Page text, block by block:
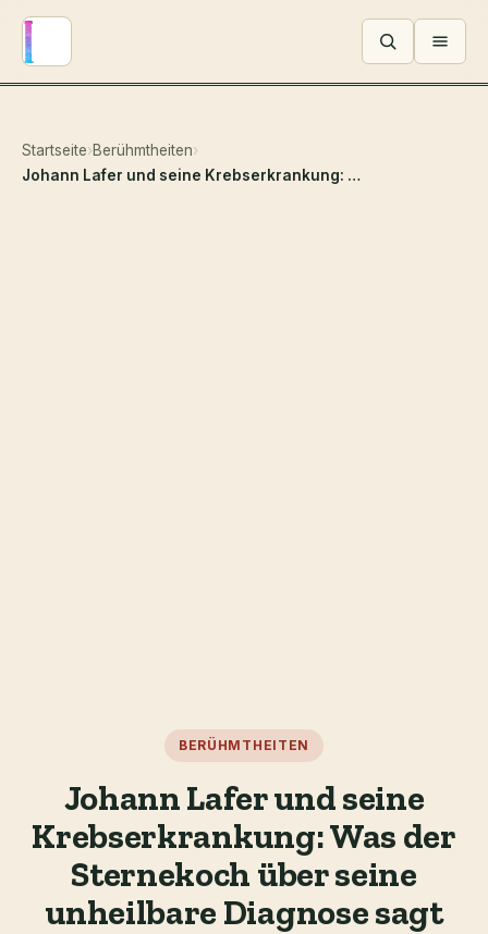
Menü
Startseite›Berühmtheiten›
Johann Lafer und seine Krebserkrankung: Was der Sternekoch über seine unheilbare Diagnose sagt
BERÜHMTHEITEN
Johann Lafer und seine
Krebserkrankung: Was der
Sternekoch über seine
unheilbare Diagnose sagt